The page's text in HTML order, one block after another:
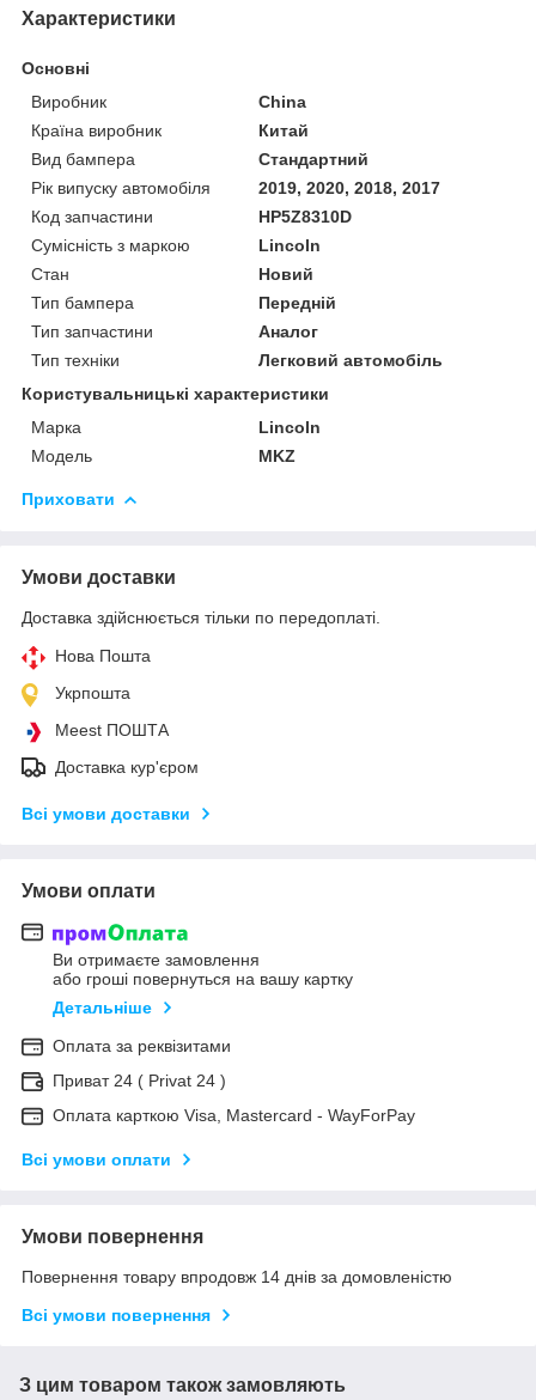
Характеристики
Основні
Виробник
China
Країна виробник
Китай
Вид бампера
Стандартний
Рік випуску автомобіля
2019, 2020, 2018, 2017
Код запчастини
HP5Z8310D
Сумісність з маркою
Lincoln
Стан
Новий
Тип бампера
Передній
Тип запчастини
Аналог
Тип техніки
Легковий автомобіль
Користувальницькі характеристики
Марка
Lincoln
Мoдель
MKZ
Приховати
Умови доставки
Доставка здійснюється тільки по передоплаті.
Нова Пошта
Укрпошта
Meest ПОШТА
Доставка кур'єром
Всі умови доставки
Умови оплати
Ви отримаєте замовлення
або гроші повернуться на вашу картку
Детальніше
Оплата за реквізитами
Приват 24 ( Privat 24 )
Оплата карткою Visa, Mastercard - WayForPay
Всі умови оплати
Умови повернення
Повернення товару впродовж 14 днів за домовленістю
Всі умови повернення
З цим товаром також замовляють